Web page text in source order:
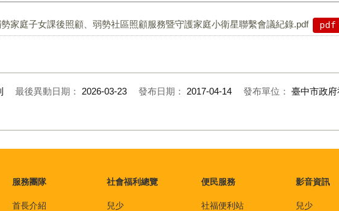
家庭子女課後照顧、弱勢社區照顧服務暨守護家庭小衛星聯繫會議紀錄.pdf pdf
最後異動日期： 2026-03-23 發布日期： 2017-04-14 發布單位： 臺中市政府
服務團隊
首長介紹
社會福利總覽
兒少
便民服務
社福便利站
影音資訊
兒少